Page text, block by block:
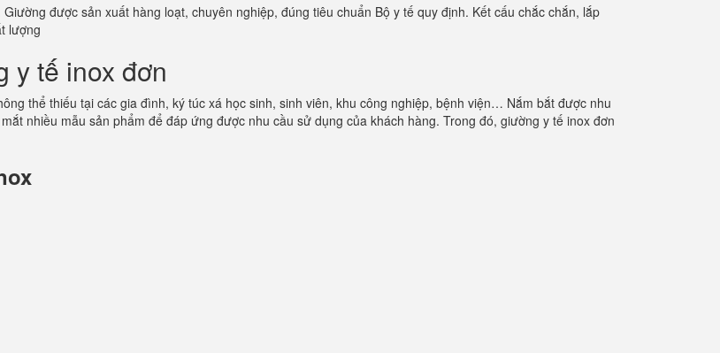
được sản xuất hàng loạt, chuyên nghiệp, đúng tiêu chuẩn Bộ y tế quy định. Kết cấu chắc chắn, lắp
lượng
y tế inox đơn
thể thiếu tại các gia đình, ký túc xá học sinh, sinh viên, khu công nghiệp, bệnh viện… Nắm bắt được nhu
nhiều mẫu sản phẩm để đáp ứng được nhu cầu sử dụng của khách hàng. Trong đó, giường y tế inox đơn